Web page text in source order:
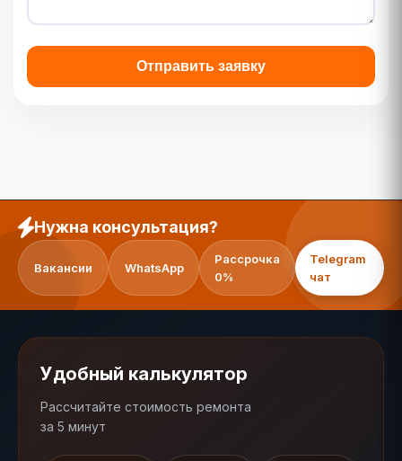
Отправить заявку
Нужна консультация?
Вакансии WhatsApp
Рассрочка
0%
Telegram
чат
Удобный калькулятор
Рассчитайте стоимость ремонта
за 5 минут